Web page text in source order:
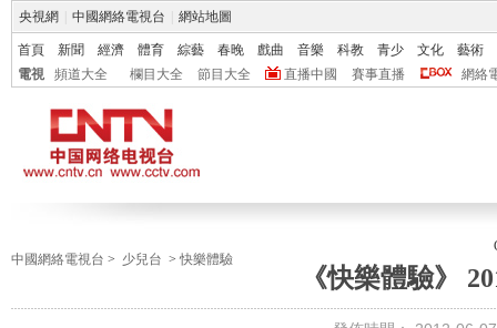
央視網 中國網絡電視台 網站地圖
首頁 新聞 經濟 體育 綜藝 春晚 戲曲 音樂 科教 青少 文化
藝術
電視
頻道大全 欄目大全 節目大全 直播中國 賽事直播 網絡
中國網絡電視台 > 少兒台 >快樂體驗
《快樂體驗》